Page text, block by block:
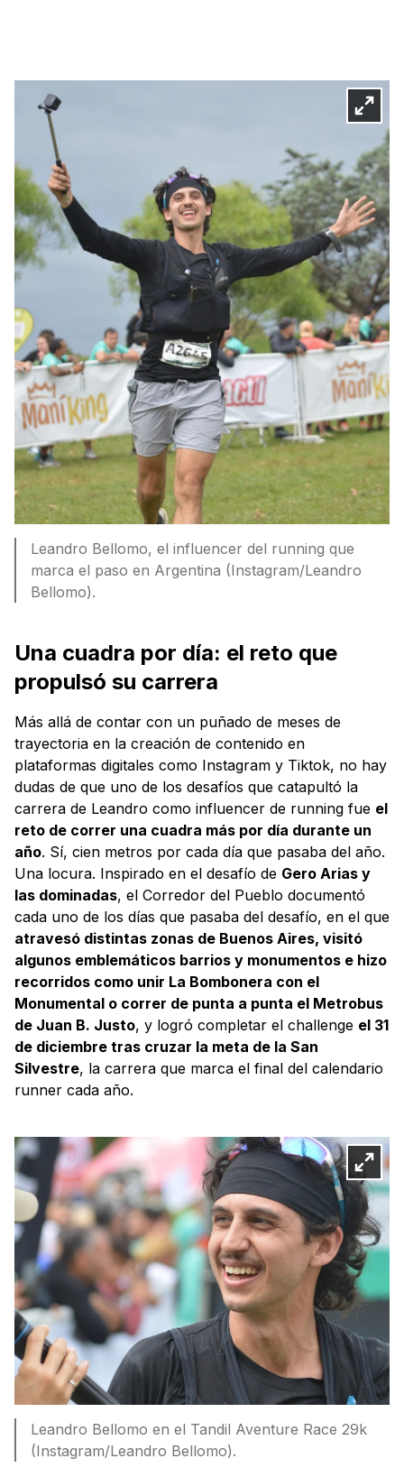
Leandro Bellomo, el influencer del running que
marca el paso en Argentina (Instagram/Leandro
Bellomo).
Una cuadra por día: el reto que
propulsó su carrera
Más allá de contar con un puñado de meses de
trayectoria en la creación de contenido en
plataformas digitales como Instagram y Tiktok, no hay
dudas de que uno de los desafíos que catapultó la
carrera de Leandro como influencer de running fue el
reto de correr una cuadra más por día durante un
año. Sí, cien metros por cada día que pasaba del año.
Una locura. Inspirado en el desafío de Gero Arias y
las dominadas, el Corredor del Pueblo documentó
cada uno de los días que pasaba del desafío, en el que
atravesó distintas zonas de Buenos Aires, visitó
algunos emblemáticos barrios y monumentos e hizo
recorridos como unir La Bombonera con el
Monumental o correr de punta a punta el Metrobus
de Juan B. Justo, y logró completar el challenge el 31
de diciembre tras cruzar la meta de la San
Silvestre, la carrera que marca el final del calendario
runner cada año.
Leandro Bellomo en el Tandil Aventure Race 29k
(Instagram/Leandro Bellomo).